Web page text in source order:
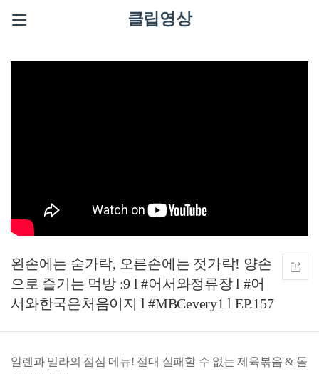
클립영상
왼손에는 숟가락, 오른손에는 젓가락! 양손
으로 즐기는 먹방 :9 l #어서와정류장 l #어
서와한국은처음이지 l #MBCevery1 l EP.157
알렌과 밀라의 점심 메뉴! 절대 실패할 수 없는 제육볶음 & 돌